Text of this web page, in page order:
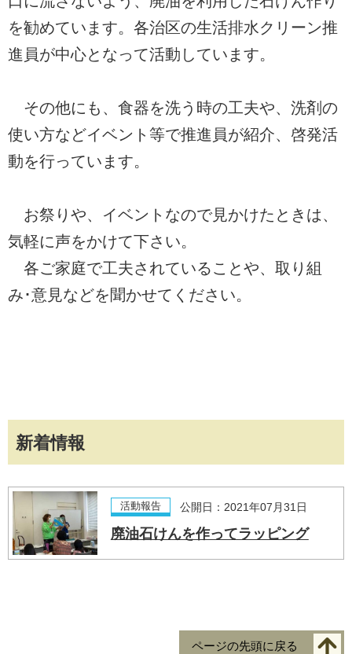
を勧めています。各治区の生活排水クリーン推
進員が中心となって活動しています。
その他にも、食器を洗う時の工夫や、洗剤の
使い方などイベント等で推進員が紹介、啓発活
動を行っています。
お祭りや、イベントなので見かけたときは、
気軽に声をかけて下さい。
各ご家庭で工夫されていることや、取り組
み･意見などを聞かせてください。
新着情報
活動報告 公開日：2021年07月31日
廃油石けんを作ってラッピング
ページの先頭に戻る